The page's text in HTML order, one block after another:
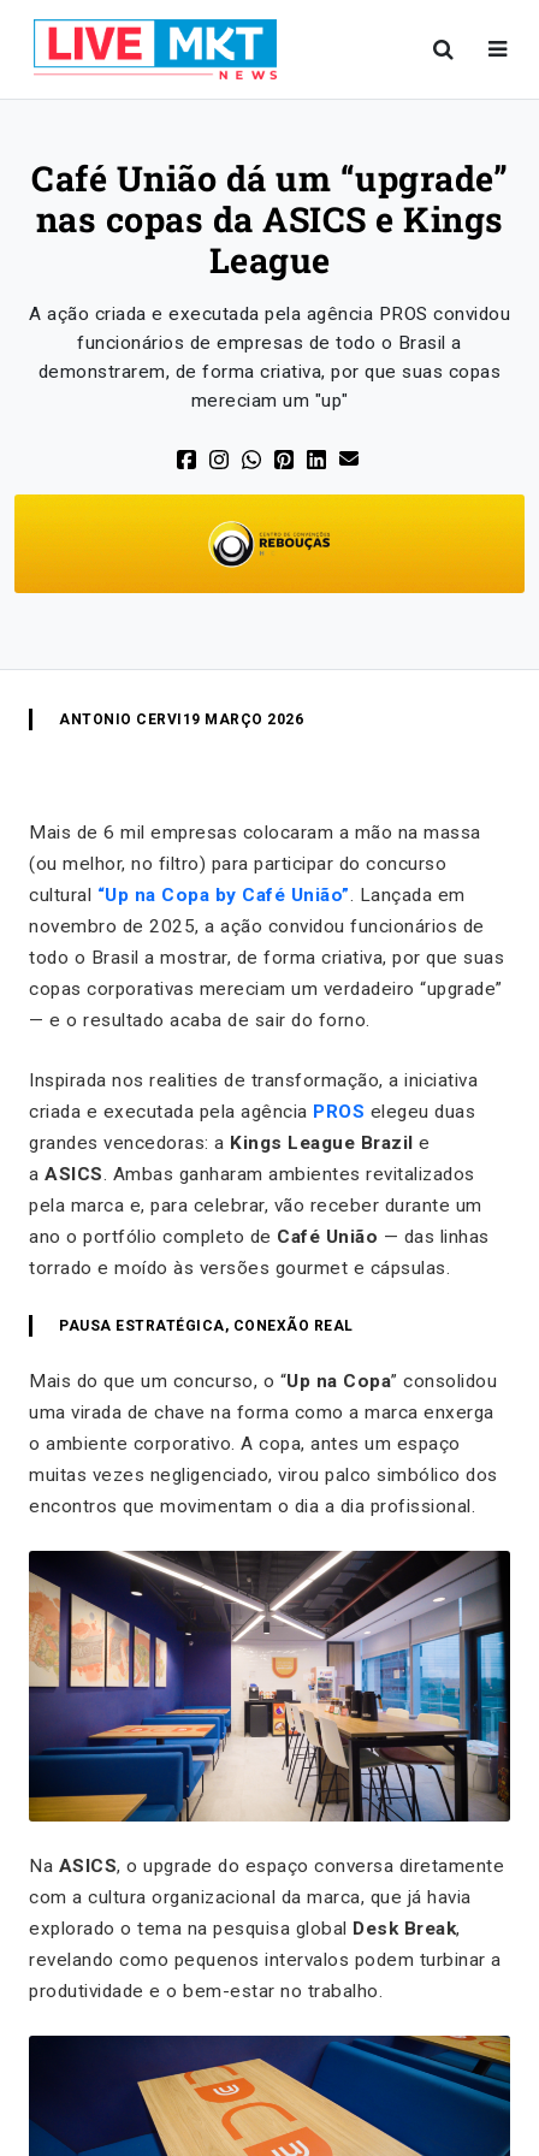
Café União dá um “upgrade”
nas copas da ASICS e Kings
League
A ação criada e executada pela agência PROS convidou
funcionários de empresas de todo o Brasil a
demonstrarem, de forma criativa, por que suas copas
mereciam um "up"
ANTONIO CERVI 19 MARÇO 2026
Mais de 6 mil empresas colocaram a mão na massa
(ou melhor, no filtro) para participar do concurso
cultural “Up na Copa by Café União”. Lançada em
novembro de 2025, a ação convidou funcionários de
todo o Brasil a mostrar, de forma criativa, por que suas
copas corporativas mereciam um verdadeiro “upgrade”
— e o resultado acaba de sair do forno.
Inspirada nos realities de transformação, a iniciativa
criada e executada pela agência PROS elegeu duas
grandes vencedoras: a Kings League Brazil e
a ASICS. Ambas ganharam ambientes revitalizados
pela marca e, para celebrar, vão receber durante um
ano o portfólio completo de Café União — das linhas
torrado e moído às versões gourmet e cápsulas.
PAUSA ESTRATÉGICA, CONEXÃO REAL
Mais do que um concurso, o “Up na Copa” consolidou
uma virada de chave na forma como a marca enxerga
o ambiente corporativo. A copa, antes um espaço
muitas vezes negligenciado, virou palco simbólico dos
encontros que movimentam o dia a dia profissional.
Na ASICS, o upgrade do espaço conversa diretamente
com a cultura organizacional da marca, que já havia
explorado o tema na pesquisa global Desk Break,
revelando como pequenos intervalos podem turbinar a
produtividade e o bem-estar no trabalho.